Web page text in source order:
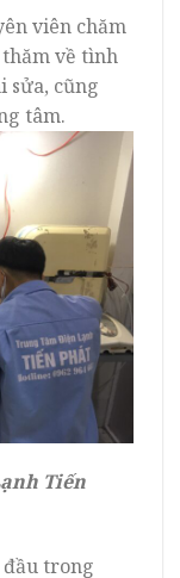
viên chăm
về tình
sửa, cũng
tâm.
Tiến
trong